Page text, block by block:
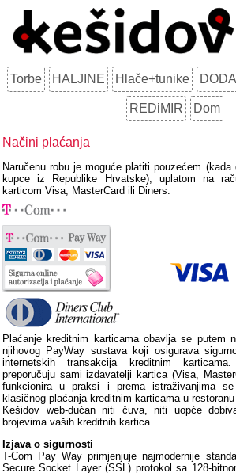
Torbe HALJINE Hlače+tunike
REDiMIR Dom
Načini plaćanja
Naručenu robu je moguće platiti pouzećem
kupce iz Republike Hrvatske), uplatom na
karticom Visa, MasterCard ili Diners.
Plaćanje kreditnim karticama obavlja se putem
njihovog PayWay sustava koji osigurava
internetskih transakcija kreditnim
preporučuju sami izdavatelji kartica (Visa,
funkcionira u praksi i prema istraživanjima
klasičnog plaćanja kreditnim karticama u restoranu
Kešidov web-dućan niti čuva, niti uopće
brojevima vaših kreditnih kartica.
Izjava o sigurnosti
T-Com Pay Way primjenjuje najmodernije
Secure Socket Layer (SSL) protokol sa 128-